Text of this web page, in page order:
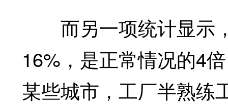
而另一项统计显示
16%，是正常情况的4
某些城市，工厂半熟练